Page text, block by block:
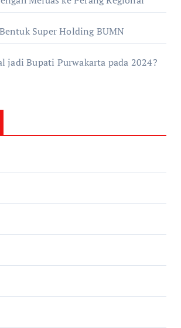
Super Holding BUMN
jadi Bupati Purwakarta pada 2024?